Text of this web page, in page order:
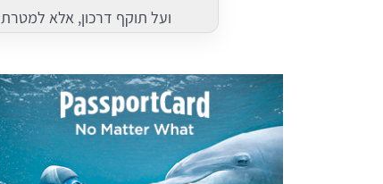
ועל תוקף דרכון, אלא
שקד נוי